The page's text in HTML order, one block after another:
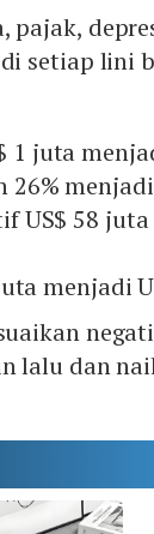
pajak,
setiap lini
1 juta
US$ 58
menjadi
lalu dan